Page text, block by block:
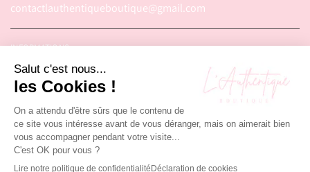
contactlauthentiqueboutique@gmail.com
INFORMATIONS
© 2025 – L'Authentique Boutique. Tous droits réservés.